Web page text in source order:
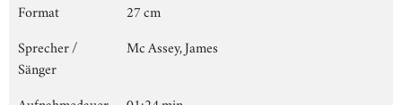
Format
27 cm
Sprecher /
Sänger
Mc Assey, James